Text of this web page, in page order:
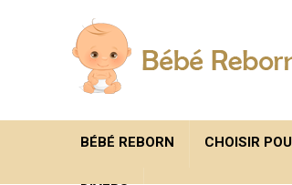
BÉBÉ REBORN CHOISIR